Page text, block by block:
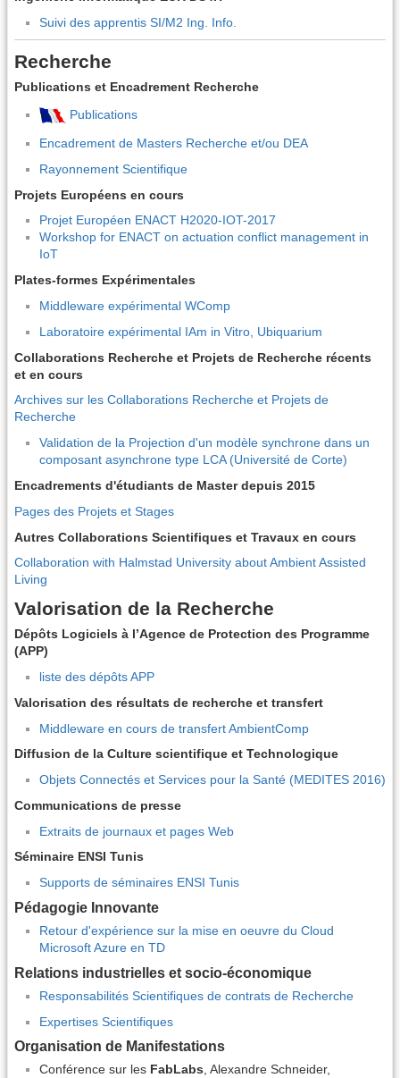
Suivi des apprentis SI/M2 Ing. Info.
Recherche
Publications et Encadrement Recherche
Publications
Encadrement de Masters Recherche et/ou DEA
Rayonnement Scientifique
Projets Européens en cours
Projet Européen ENACT H2020-IOT-2017
Workshop for ENACT on actuation conflict management in
IoT
Plates-formes Expérimentales
Middleware expérimental WComp
Laboratoire expérimental IAm in Vitro, Ubiquarium
Collaborations Recherche et Projets de Recherche récents
et en cours
Archives sur les Collaborations Recherche et Projets de
Recherche
Validation de la Projection d'un modèle synchrone dans un
composant asynchrone type LCA (Université de Corte)
Encadrements d'étudiants de Master depuis 2015
Pages des Projets et Stages
Autres Collaborations Scientifiques et Travaux en cours
Collaboration with Halmstad University about Ambient Assisted
Living
Valorisation de la Recherche
Dépôts Logiciels à l’Agence de Protection des Programme
(APP)
liste des dépôts APP
Valorisation des résultats de recherche et transfert
Middleware en cours de transfert AmbientComp
Diffusion de la Culture scientifique et Technologique
Objets Connectés et Services pour la Santé (MEDITES 2016)
Communications de presse
Extraits de journaux et pages Web
Séminaire ENSI Tunis
Supports de séminaires ENSI Tunis
Pédagogie Innovante
Retour d'expérience sur la mise en oeuvre du Cloud
Microsoft Azure en TD
Relations industrielles et socio-économique
Responsabilités Scientifiques de contrats de Recherche
Expertises Scientifiques
Organisation de Manifestations
Conférence sur les FabLabs, Alexandre Schneider,